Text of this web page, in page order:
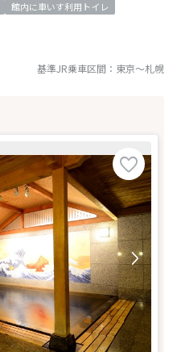
館内に車いす利用トイレ
基準JR乗車区間： 東京～札幌